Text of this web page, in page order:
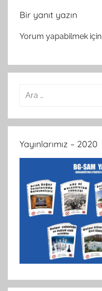
Bir yanıt yazın
Yorum yapabilmek için
Arama:
Yayınlarımız – 2020